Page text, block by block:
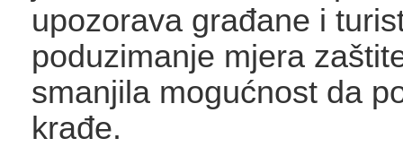
upozorava građane i
poduzimanje mjera
smanjila mogućnost da
krađe.